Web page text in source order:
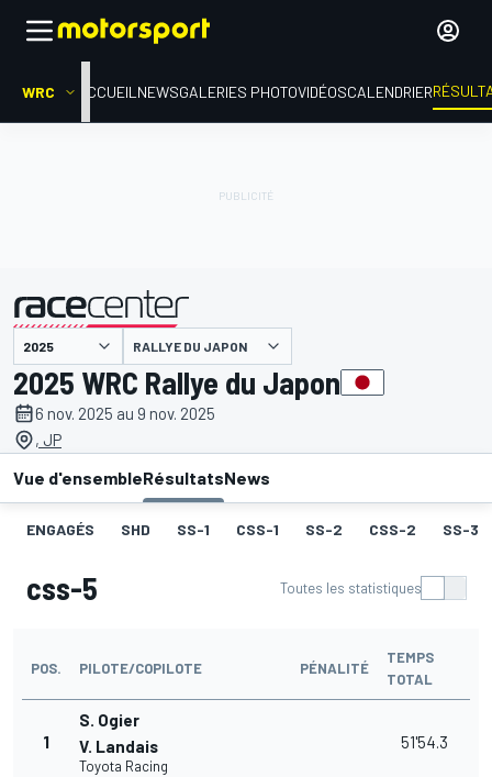
WRC ACCUEIL NEWSGALERIES PHOTOVIDÉOSCALENDRIER
présenté par RALLYE DU JAPON
2025 WRC Rallye du Japon
6 nov. 2025 au 9 nov. 2025
, JP
Vue d'ensembleRésultatsNews
ENGAGÉS SHD SS-1 CSS-1 SS-2 CSS-2 SS-3
css-5 Toutes les statistiques
POS. PILOTE/COPILOTE PÉNALITÉ
TEMPS
TOTAL
1
S. Ogier
V. Landais
Toyota Racing
51'54.3